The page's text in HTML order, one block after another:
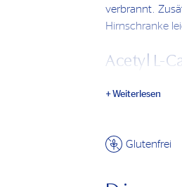
verbrannt.
Hirnschranke
Acetyl L-
Kapseln hast
benötigst.
Carnitin
Menschen mit
Weiterlesen
Glutenfrei